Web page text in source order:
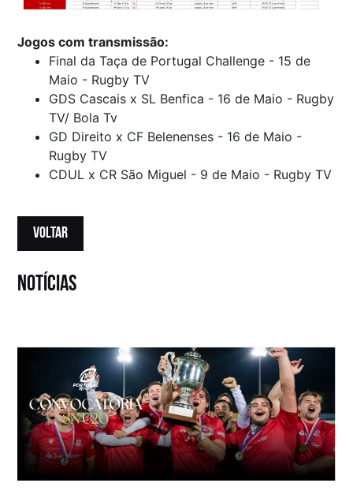
Jogos com transmissão:
Final da Taça de Portugal Challenge - 15 de
Maio - Rugby TV
GDS Cascais x SL Benfica - 16 de Maio - Rugby
TV/ Bola Tv
GD Direito x CF Belenenses - 16 de Maio -
Rugby TV
CDUL x CR São Miguel - 9 de Maio - Rugby TV
VOLTAR
notícias